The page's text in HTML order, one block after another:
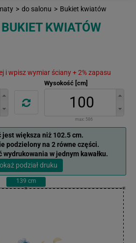
> do salonu > Bukiet kwiatów
KWIATÓW
i wpisz wymiar ściany + 2% zapasu
Wysokość [cm]
max: 586
jest większa niż 102.5 cm.
podzielony na 2 równe części.
w jednym kawałku.
podział druku
139 cm